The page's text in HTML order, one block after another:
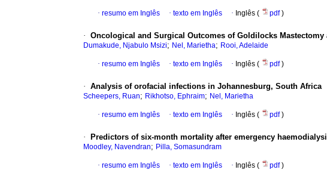
· resumo em Inglês · texto em Inglês · Inglês ( pdf)
· Oncological and Surgical Outcomes of Goldilocks
Dumakude, Njabulo Msizi; Nel, Marietha; Rooi, Adelaide
· resumo em Inglês · texto em Inglês · Inglês ( pdf)
· Analysis of orofacial infections in Johannesburg, South Africa
Scheepers, Ruan; Rikhotso, Ephraim; Nel, Marietha
· resumo em Inglês · texto em Inglês · Inglês ( pdf)
· Predictors of six-month mortality after emergency
Moodley, Navendran; Pilla, Somasundram
· resumo em Inglês · texto em Inglês · Inglês ( pdf)